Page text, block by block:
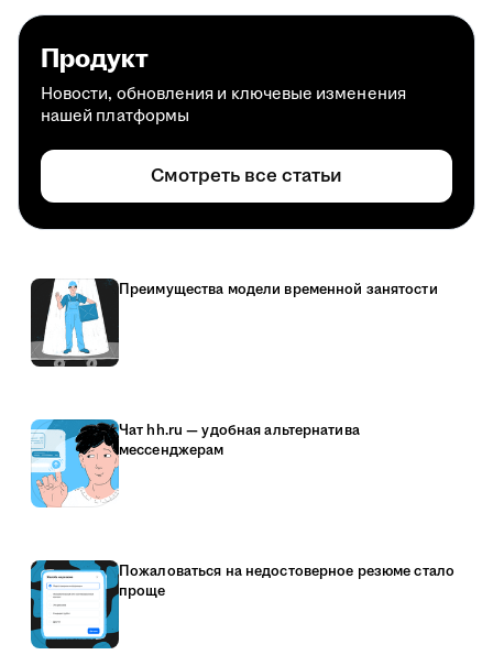
Продукт
Новости, обновления и ключевые изменения
нашей платформы
Смотреть все статьи
Преимущества модели временной занятости
Чат hh.ru — удобная альтернатива
мессенджерам
Пожаловаться на недостоверное резюме стало
проще